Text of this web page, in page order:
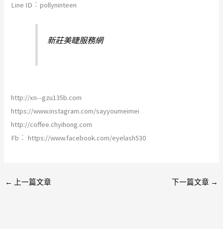
Line ID︰pollyninteen
新莊美睫服務網
http://xn--gzu135b.com
https://www.instagram.com/sayyoumeimei
http://coffee.chyihong.com
Fb︰ https://www.facebook.com/eyelash530
← 上一篇文章 下一篇文章 →